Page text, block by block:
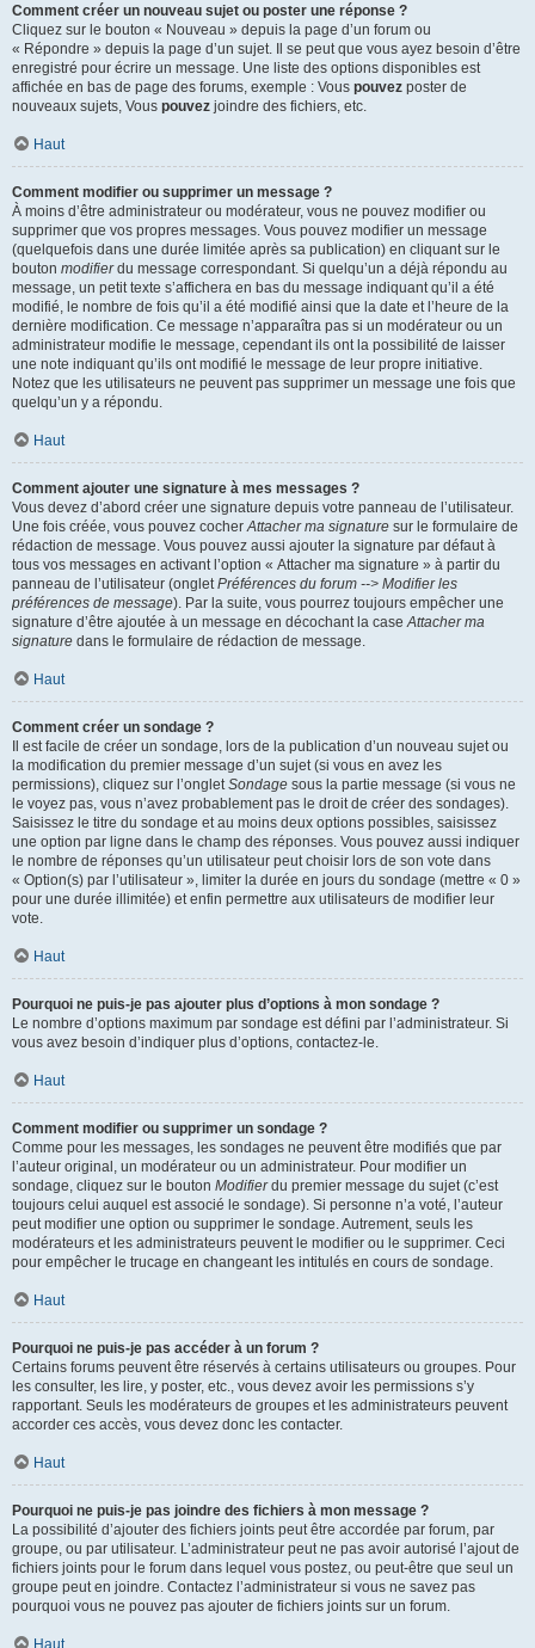
Comment créer un nouveau sujet ou poster une réponse ?
Cliquez sur le bouton « Nouveau » depuis la page d’un forum ou
« Répondre » depuis la page d’un sujet. Il se peut que vous ayez besoin d’être
enregistré pour écrire un message. Une liste des options disponibles est
affichée en bas de page des forums, exemple : Vous pouvez poster de
nouveaux sujets, Vous pouvez joindre des fichiers, etc.
Haut
Comment modifier ou supprimer un message ?
À moins d’être administrateur ou modérateur, vous ne pouvez modifier ou
supprimer que vos propres messages. Vous pouvez modifier un message
(quelquefois dans une durée limitée après sa publication) en cliquant sur le
bouton modifierdu message correspondant. Si quelqu’un a déjà répondu au
message, un petit texte s’affichera en bas du message indiquant qu’il a été
modifié, le nombre de fois qu’il a été modifié ainsi que la date et l’heure de la
dernière modification. Ce message n’apparaîtra pas si un modérateur ou un
administrateur modifie le message, cependant ils ont la possibilité de laisser
une note indiquant qu’ils ont modifié le message de leur propre initiative.
Notez que les utilisateurs ne peuvent pas supprimer un message une fois que
quelqu’un y a répondu.
Haut
Comment ajouter une signature à mes messages ?
Vous devez d’abord créer une signature depuis votre panneau de l’utilisateur.
Une fois créée, vous pouvez cocher Attacher ma signature sur le formulaire de
rédaction de message. Vous pouvez aussi ajouter la signature par défaut à
tous vos messages en activant l’option « Attacher ma signature » à partir du
panneau de l’utilisateur (onglet Préférences du forum --> Modifier les
préférences de message). Par la suite, vous pourrez toujours empêcher une
signature d’être ajoutée à un message en décochant la case Attacher ma
signature dans le formulaire de rédaction de message.
Haut
Comment créer un sondage ?
Il est facile de créer un sondage, lors de la publication d’un nouveau sujet ou
la modification du premier message d’un sujet (si vous en avez les
permissions), cliquez sur l’onglet Sondage sous la partie message (si vous ne
le voyez pas, vous n’avez probablement pas le droit de créer des sondages).
Saisissez le titre du sondage et au moins deux options possibles, saisissez
une option par ligne dans le champ des réponses. Vous pouvez aussi indiquer
le nombre de réponses qu’un utilisateur peut choisir lors de son vote dans
« Option(s) par l’utilisateur », limiter la durée en jours du sondage (mettre « 0 »
pour une durée illimitée) et enfin permettre aux utilisateurs de modifier leur
vote.
Haut
Pourquoi ne puis-je pas ajouter plus d’options à mon sondage ?
Le nombre d’options maximum par sondage est défini par l’administrateur. Si
vous avez besoin d’indiquer plus d’options, contactez-le.
Haut
Comment modifier ou supprimer un sondage ?
Comme pour les messages, les sondages ne peuvent être modifiés que par
l’auteur original, un modérateur ou un administrateur. Pour modifier un
sondage, cliquez sur le bouton Modifierdu premier message du sujet (c’est
toujours celui auquel est associé le sondage). Si personne n’a voté, l’auteur
peut modifier une option ou supprimer le sondage. Autrement, seuls les
modérateurs et les administrateurs peuvent le modifier ou le supprimer. Ceci
pour empêcher le trucage en changeant les intitulés en cours de sondage.
Haut
Pourquoi ne puis-je pas accéder à un forum ?
Certains forums peuvent être réservés à certains utilisateurs ou groupes. Pour
les consulter, les lire, y poster, etc., vous devez avoir les permissions s’y
rapportant. Seuls les modérateurs de groupes et les administrateurs peuvent
accorder ces accès, vous devez donc les contacter.
Haut
Pourquoi ne puis-je pas joindre des fichiers à mon message ?
La possibilité d’ajouter des fichiers joints peut être accordée par forum, par
groupe, ou par utilisateur. L’administrateur peut ne pas avoir autorisé l’ajout de
fichiers joints pour le forum dans lequel vous postez, ou peut-être que seul un
groupe peut en joindre. Contactez l’administrateur si vous ne savez pas
pourquoi vous ne pouvez pas ajouter de fichiers joints sur un forum.
Haut